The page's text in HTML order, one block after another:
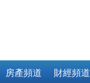
房產頻道 財經頻道